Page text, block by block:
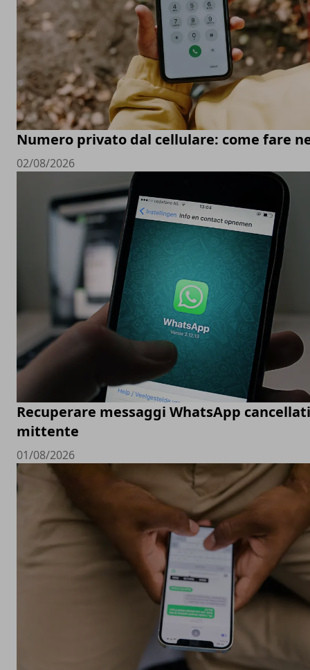
Numero privato dal cellulare: come fare
02/08/2026
Recuperare messaggi WhatsApp
mittente
01/08/2026